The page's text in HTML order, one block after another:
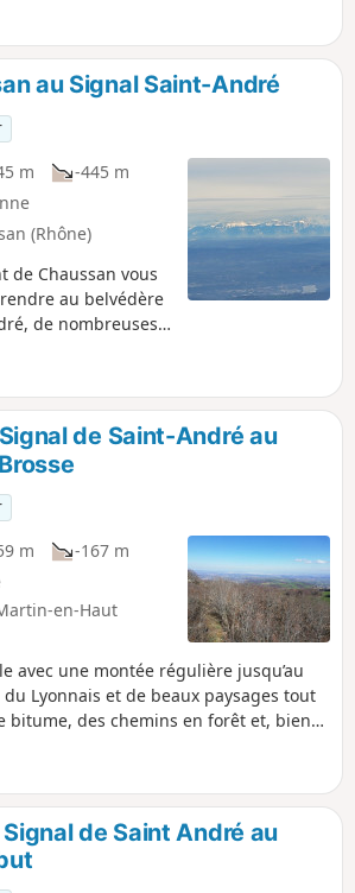
au Signal Saint-André
m
-445 m
(Rhône)
de Chaussan vous
au belvédère
de nombreuses
les Monts du
observées sans
vue (par beau
des Alpes.Circuit
en famille,
de pluie.
surtout
de Saint-André au
m
-167 m
en-Haut
avec une montée régulière jusqu’au
Lyonnais et de beaux paysages tout
bitume, des chemins en forêt et, bien
de Saint André au